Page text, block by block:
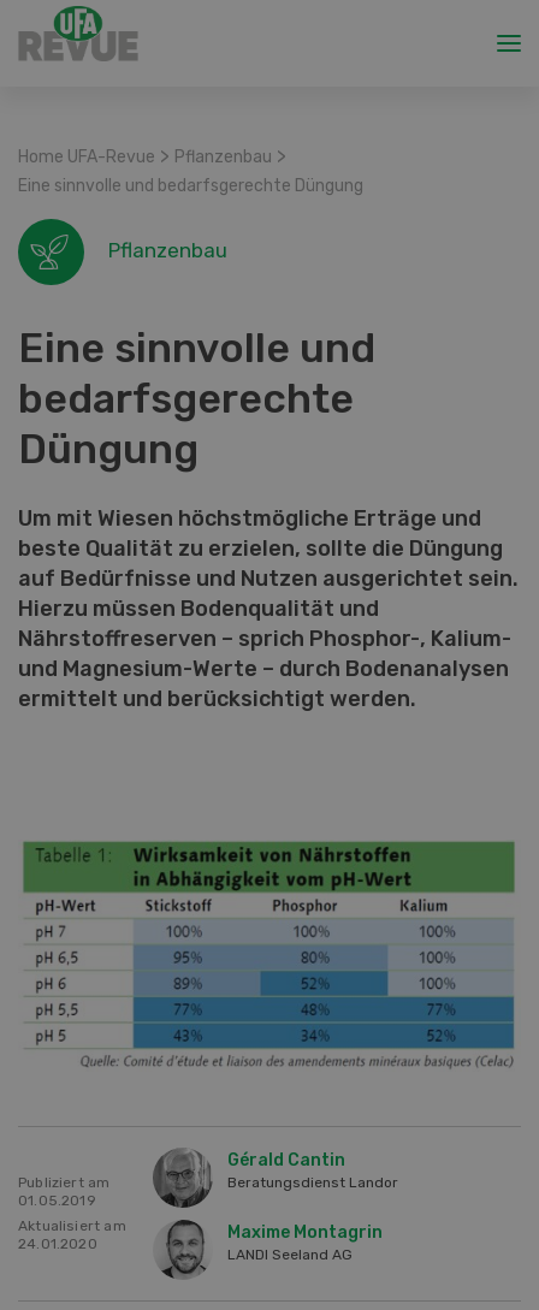
Home UFA-Revue > Pflanzenbau >
Eine sinnvolle und bedarfsgerechte Düngung
Pflanzenbau
Eine sinnvolle und
bedarfsgerechte
Düngung
Um mit Wiesen höchstmögliche Erträge und
beste Qualität zu erzielen, sollte die Düngung
auf Bedürfnisse und Nutzen ausgerichtet sein.
Hierzu müssen Bodenqualität und
Nährstoffreserven – sprich Phosphor-, Kalium-
und Magnesium-Werte – durch Bodenanalysen
ermittelt und berücksichtigt werden.
Publiziert am
01.05.2019
Aktualisiert am
24.01.2020
Gérald Cantin
Beratungsdienst Landor
Maxime Montagrin
LANDI Seeland AG